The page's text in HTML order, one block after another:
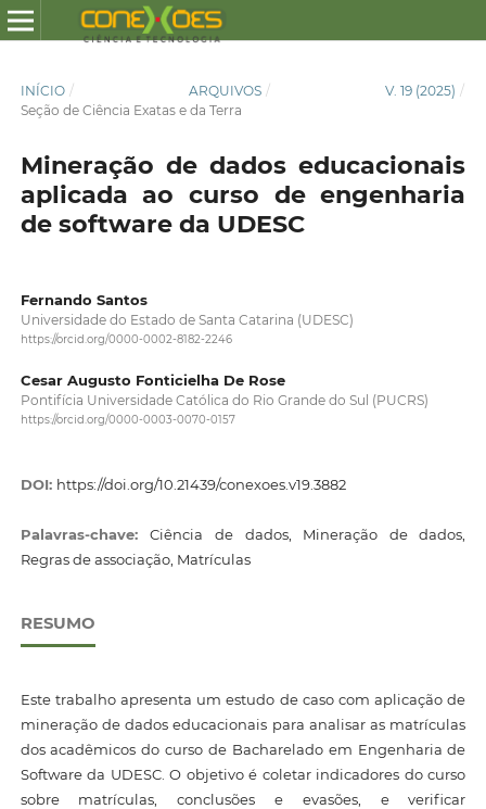
INÍCIO / ARQUIVOS / V. 19 (2025) /
Seção de Ciência Exatas e da Terra
Mineração de dados educacionais
aplicada ao curso de engenharia
de software da UDESC
Fernando Santos
Universidade do Estado de Santa Catarina (UDESC)
https://orcid.org/0000-0002-8182-2246
Cesar Augusto Fonticielha De Rose
Pontifícia Universidade Católica do Rio Grande do Sul (PUCRS)
https://orcid.org/0000-0003-0070-0157
DOI: https://doi.org/10.21439/conexoes.v19.3882
Palavras-chave:Ciência de dados, Mineração de dados,
Regras de associação, Matrículas
RESUMO
Este trabalho apresenta um estudo de caso com aplicação de
mineração de dados educacionais para analisar as matrículas
dos acadêmicos do curso de Bacharelado em Engenharia de
Software da UDESC. O objetivo é coletar indicadores do curso
sobre matrículas, conclusões e evasões, e verificar